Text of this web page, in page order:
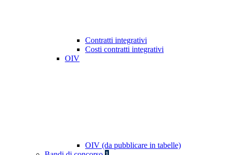
Contratti integrativi
Costi contratti integrativi
OIV
OIV (da pubblicare in tabelle)